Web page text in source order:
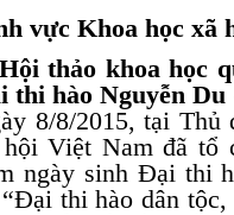
vực Khoa học xã
thảo khoa học
thi hào Nguyễn Du
8/8/2015, tại
Việt Nam đã tổ
ngày sinh Đại thi
thi hào dân